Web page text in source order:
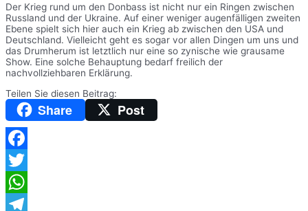
Der Krieg rund um den Donbass ist nicht nur ein Ringen zwischen
Russland und der Ukraine. Auf einer weniger augenfälligen zweiten
Ebene spielt sich hier auch ein Krieg ab zwischen den USA und
Deutschland. Vielleicht geht es sogar vor allen Dingen um uns und
das Drumherum ist letztlich nur eine so zynische wie grausame
Show. Eine solche Behauptung bedarf freilich der
nachvollziehbaren Erklärung.
Teilen Sie diesen Beitrag:
Share Post
Facebook
Twitter
WhatsApp